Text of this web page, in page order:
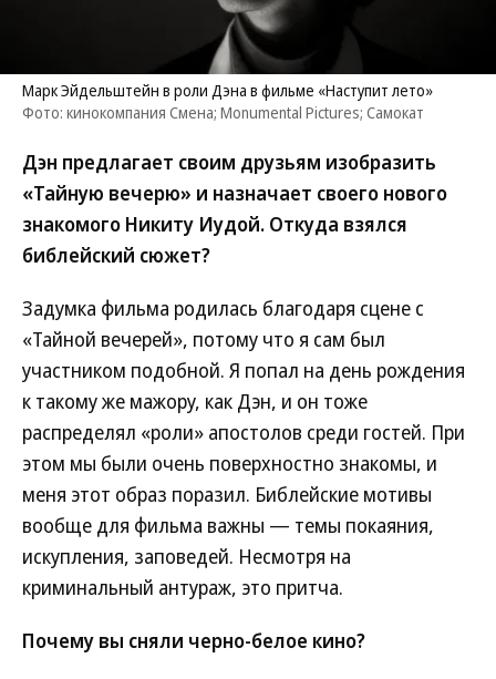
Марк Эйдельштейн в роли Дэна в фильме «Наступит лето»
Фото: кинокомпания Смена; Monumental Pictures; Самокат
Дэн предлагает своим друзьям изобразить
«Тайную вечерю» и назначает своего нового
знакомого Никиту Иудой. Откуда взялся
библейский сюжет?
Задумка фильма родилась благодаря сцене с
«Тайной вечерей», потому что я сам был
участником подобной. Я попал на день рождения
к такому же мажору, как Дэн, и он тоже
распределял «роли» апостолов среди гостей. При
этом мы были очень поверхностно знакомы, и
меня этот образ поразил. Библейские мотивы
вообще для фильма важны — темы покаяния,
искупления, заповедей. Несмотря на
криминальный антураж, это притча.
Почему вы сняли черно-белое кино?